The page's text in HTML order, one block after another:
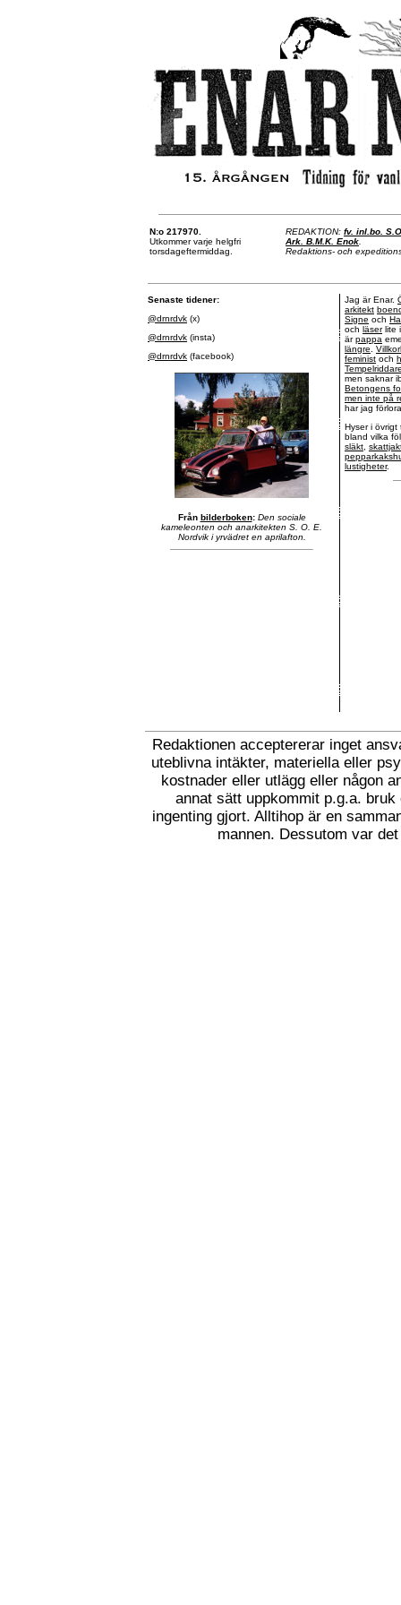
N:o 217970.
Utkommer varje helgfri
torsdageftermiddag.
REDAKTION: fv. inl.bo.
Ark. B.M.K. Enok
Redaktions- och
Senaste tidener:
@drnrdvk (x)
@drnrdvk (insta)
@drnrdvk (facebook)
Från bilderboken: Den sociale
kameleonten och anarkitekten S. O. E.
Nordvik i yrvädret en aprilafton.
Jag är Enar.
arkitekt
Signe och
och läserlite
ärpappa
längre
feminist och
men saknar
Betongens
men inte på
har jag
Hyser i övrigt
bland vilka
släkt
lustigheter.
Redaktionen acceptererar inget
uteblivna intäkter, materiella eller
kostnader eller utlägg eller någon
annat sätt uppkommit p.g.a.
ingenting gjort. Alltihop är en
mannen. Dessutom var